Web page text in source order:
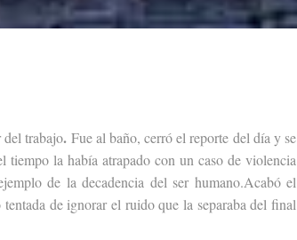
del trabajo. Fue al baño, cerró el reporte del día y se
tiempo la había atrapado con un caso de violencia
de la decadencia del ser humano.Acabó el
de ignorar el ruido que la separaba del final